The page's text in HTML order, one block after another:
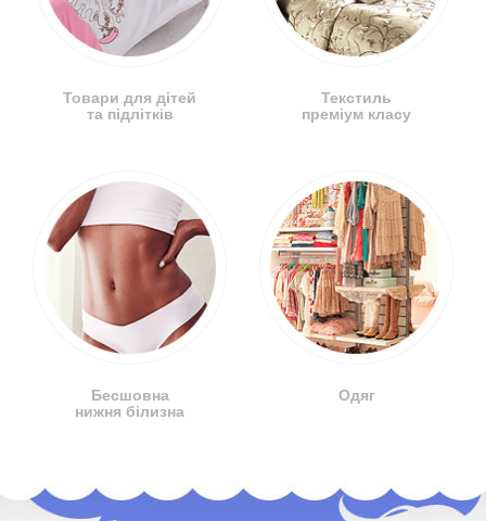
Товари для дітей
та підлітків
Бесшовна
нижня білизна
Текстиль
преміум класу
Одяг